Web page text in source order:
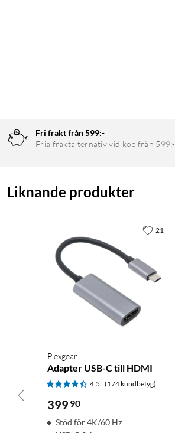
Fri frakt från 599:-
Fria fraktalternativ vid köp från 599:-
Liknande produkter
Plexgear
Adapter USB-C till HDMI
4.5 (174 kundbetyg)
399 90
Stöd för 4K/60 Hz
21